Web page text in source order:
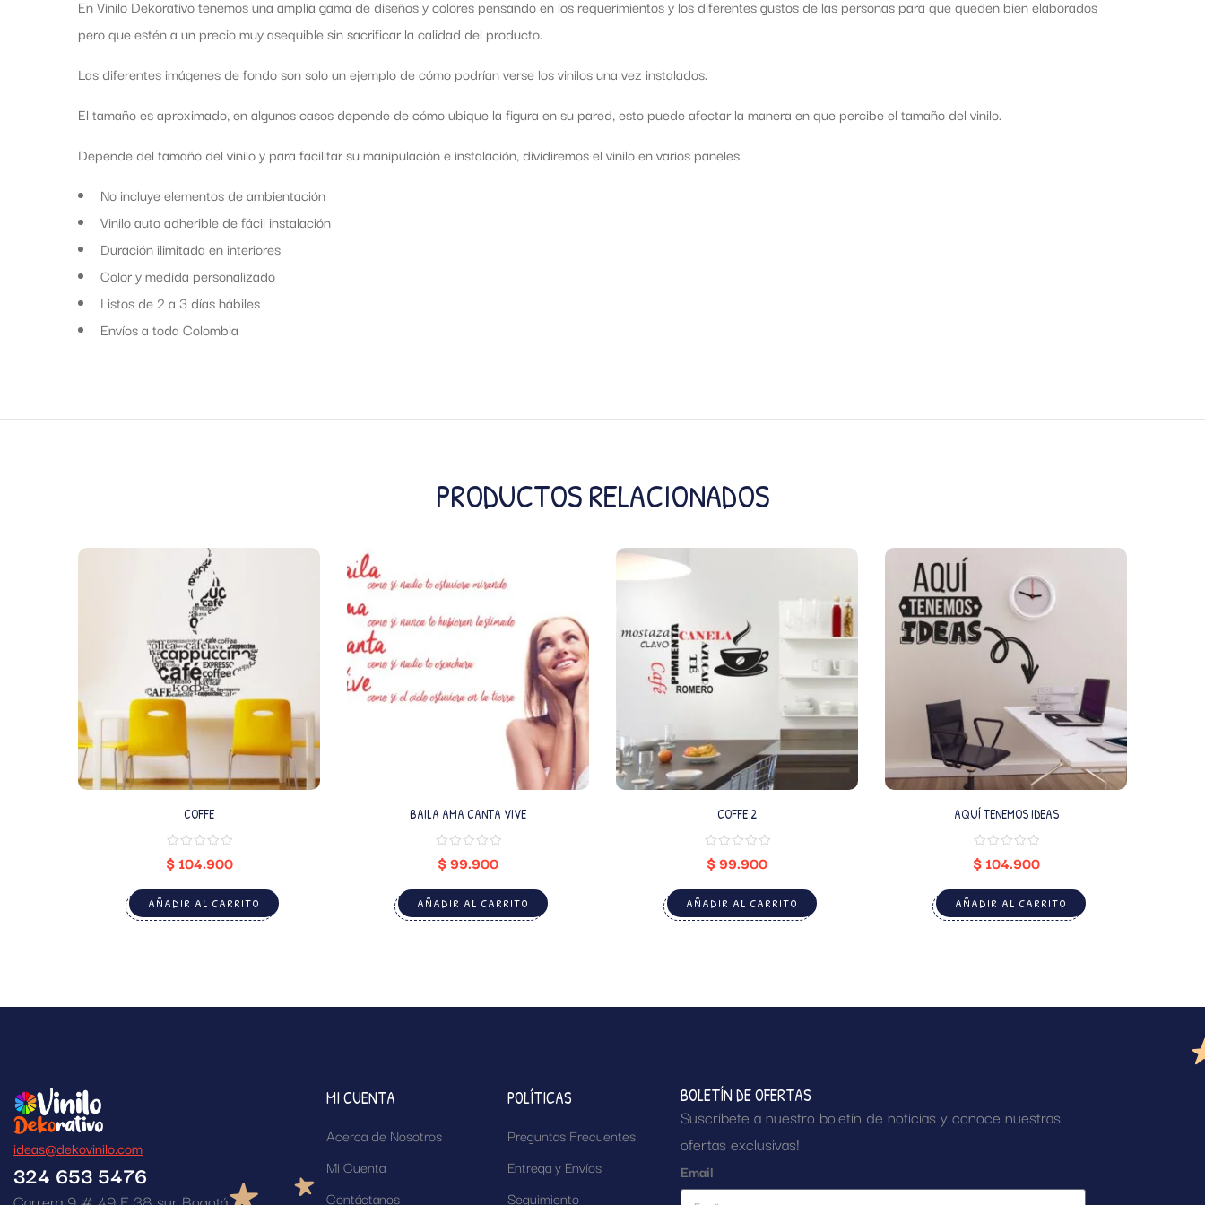
En Vinilo Dekorativo tenemos una amplia gama de diseños y colores pensando en los requerimientos y los diferentes gustos de las personas para que queden bien elaborados
pero que estén a un precio muy asequible sin sacrificar la calidad del producto.
Las diferentes imágenes de fondo son solo un ejemplo de cómo podrían verse los vinilos una vez instalados.
El tamaño es aproximado, en algunos casos depende de cómo ubique la figura en su pared, esto puede afectar la manera en que percibe el tamaño del vinilo.
Depende del tamaño del vinilo y para facilitar su manipulación e instalación, dividiremos el vinilo en varios paneles.
No incluye elementos de ambientación
Vinilo auto adherible de fácil instalación
Duración ilimitada en interiores
Color y medida personalizado
Listos de 2 a 3 días hábiles
Envíos a toda Colombia
PRODUCTOS RELACIONADOS
COFFE
$104.900
AÑADIR AL CARRITO
BAILA AMA CANTA VIVE
$99.900
AÑADIR AL CARRITO
COFFE 2
$99.900
AÑADIR AL CARRITO
AQUÍ TENEMOS IDEAS
$104.900
AÑADIR AL CARRITO
ideas@dekovinilo.com
324 653 5476
MI CUENTA
Acerca de Nosotros
Mi Cuenta
Contáctanos
POLÍTICAS
Preguntas Frecuentes
Entrega y Envíos
Seguimiento
BOLETÍN DE OFERTAS
Suscríbete a nuestro boletín de noticias y conoce nuestras
ofertas exclusivas!
Email